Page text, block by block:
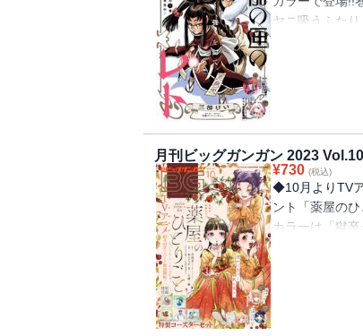
い」咲竹ちひろ
綺 キャラクタ
タカヒロ 作画
の翼で恋を識
アン」監修：
カンパニー 漫
く」押切蓮介
（角川スニー
ター原案：し
作画：麦野イヌ
なおじさん」
漫画：めきめ
母は精霊、娘
BOOKS） 作
「紋谷巡り」
ヤニ吸うふた
Chronicles
法人 阿寒アイ
作：小林湖底
ー原案・漫画
も（GA文庫
ラクター原案
月刊ビッグガンガン 2023 Vol.10
¥730 (税込)
◆10月よりTV
ント「薬屋の
カラーは「獄
姫、始めまし